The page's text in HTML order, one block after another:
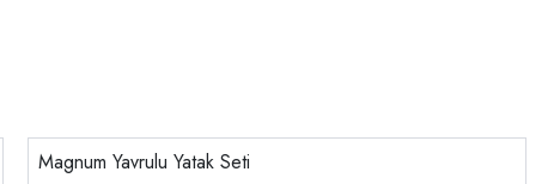
Magnum Yavrulu Yatak Seti